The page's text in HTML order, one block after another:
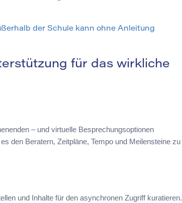
der Schule kann ohne Anleitung
für das wirkliche
– und virtuelle Besprechungsoptionen
den Beratern, Zeitpläne, Tempo und Meilensteine zu
und Inhalte für den asynchronen Zugriff kuratieren.